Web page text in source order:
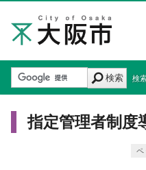
検索 検
指定管理者制度